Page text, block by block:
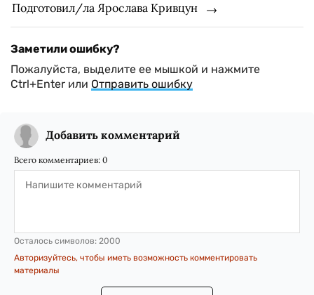
Подготовил/ла Ярослава Кривцун
Заметили ошибку?
Пожалуйста, выделите ее мышкой и нажмите
Ctrl+Enter или Отправить ошибку
Добавить комментарий
Всего комментариев: 0
Осталось символов: 2000
Авторизуйтесь, чтобы иметь возможность комментировать
материалы